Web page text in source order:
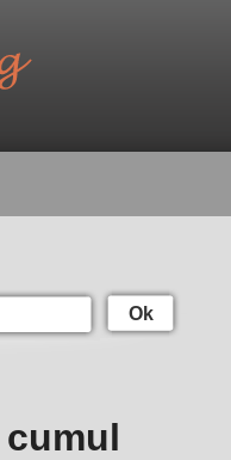
Ok
cumul